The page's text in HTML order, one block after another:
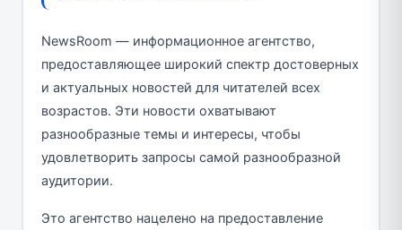
NewsRoom — информационное агентство,
предоставляющее широкий спектр достоверных
и актуальных новостей для читателей всех
возрастов. Эти новости охватывают
разнообразные темы и интересы, чтобы
удовлетворить запросы самой разнообразной
аудитории.
Это агентство нацелено на предоставление